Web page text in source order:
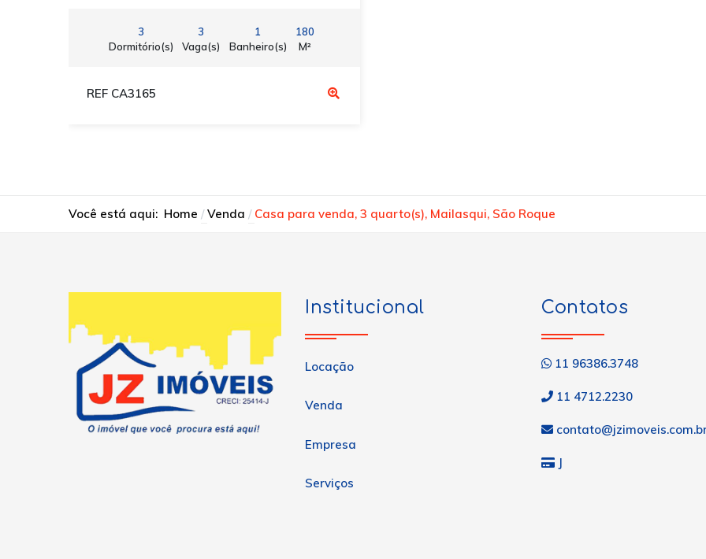
3
Dormitório(s)
3
Vaga(s)
1
Banheiro(s)
180
M²
REF CA3165
Você está aqui: Home Venda Casa para venda, 3 quarto(s), Mailasqui, São Roque
Institucional
Locação
Venda
Empresa
Serviços
Contatos
11 96386.3748
11 4712.2230
J